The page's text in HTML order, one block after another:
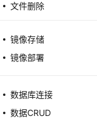
文件删除
镜像存储
镜像部署
数据库连接
数据CRUD